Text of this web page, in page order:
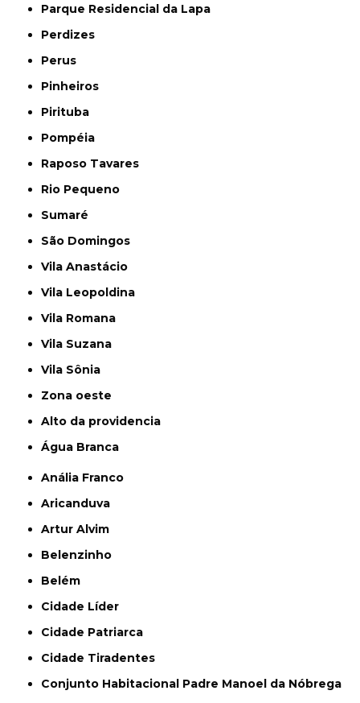
Parque Residencial da Lapa
Perdizes
Perus
Pinheiros
Pirituba
Pompéia
Raposo Tavares
Rio Pequeno
Sumaré
São Domingos
Vila Anastácio
Vila Leopoldina
Vila Romana
Vila Suzana
Vila Sônia
Zona oeste
alto da providencia
Água Branca
Anália Franco
Aricanduva
Artur Alvim
Belenzinho
Belém
Cidade Líder
Cidade Patriarca
Cidade Tiradentes
Conjunto Habitacional Padre Manoel da Nóbrega